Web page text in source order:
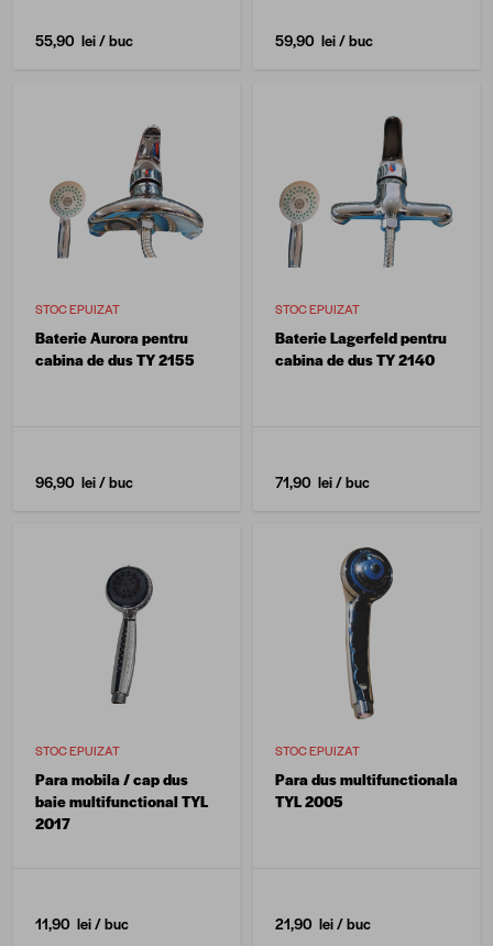
55,90 lei/ buc 59,90 lei/ buc
STOC EPUIZAT
Baterie Aurora pentru
cabina de dus TY 2155
96,90 lei/ buc
STOC EPUIZAT
Baterie Lagerfeld pentru
cabina de dus TY 2140
71,90 lei/ buc
STOC EPUIZAT
Para mobila / cap dus
baie multifunctional TYL
2017
11,90 lei/ buc
STOC EPUIZAT
Para dus multifunctionala
TYL 2005
21,90 lei/ buc